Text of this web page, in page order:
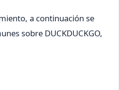
a continuación se
sobre DUCKDUCKGO,